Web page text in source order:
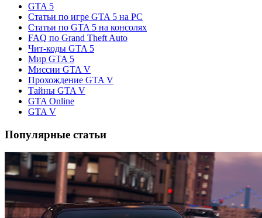
GTA 5
Статьи по игре GTA 5 на PC
Статьи по GTA 5 на консолях
FAQ по Grand Theft Auto
Чит-коды GTA 5
Мир GTA 5
Миссии GTA V
Прохождение GTA V
Тайны GTA V
GTA Online
GTA V
Популярные статьи